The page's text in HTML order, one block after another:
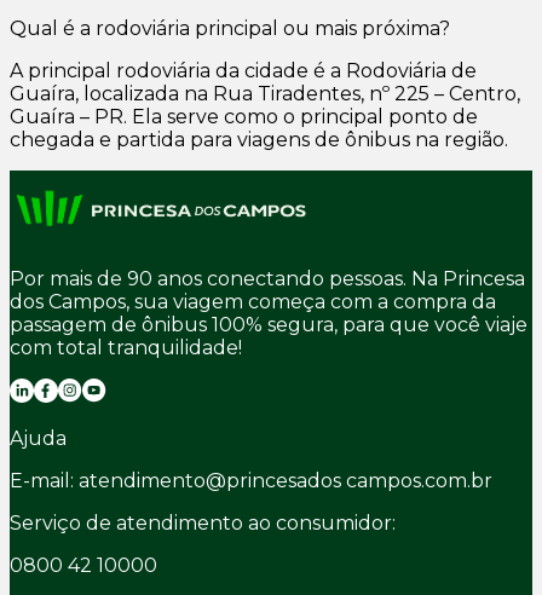
Qual é a rodoviária principal ou mais próxima?
A principal rodoviária da cidade é a Rodoviária de
Guaíra, localizada na Rua Tiradentes, nº 225 – Centro,
Guaíra – PR. Ela serve como o principal ponto de
chegada e partida para viagens de ônibus na região.
Por mais de 90 anos conectando pessoas. Na Princesa
dos Campos, sua viagem começa com a compra da
passagem de ônibus 100% segura, para que você viaje
com total tranquilidade!
Ajuda
E-mail: atendimento@princesados campos.com.br
Serviço de atendimento ao consumidor:
0800 42 10000